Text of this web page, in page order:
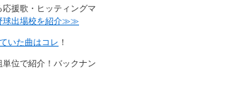
援歌・ヒッティングマ
球出場校を紹介≫≫
いた曲はコレ ！
位で紹介！バックナン